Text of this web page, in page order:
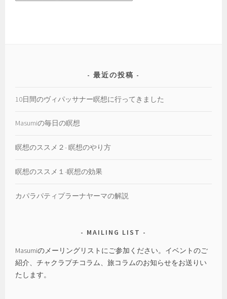
最近の投稿
10日間のヴィパッサナー瞑想に行ってきました
Masumiの毎日の瞑想
瞑想のススメ２- 瞑想のやり方
瞑想のススメ１-瞑想の効果
カパラパティプラーナヤーマの解説
MAILING LIST
Masumiのメーリングリストにご参加ください。イベントのご
紹介、チャクラプチコラム、旅コラムのお知らせをお送りい
たします。